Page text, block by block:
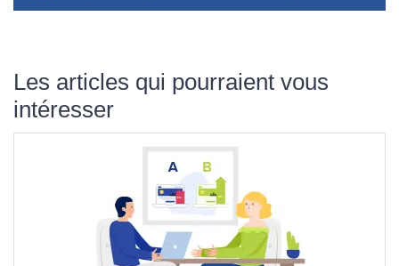
Les articles qui pourraient vous
intéresser